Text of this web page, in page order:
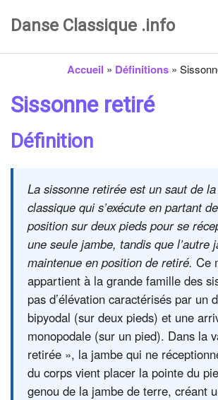
Danse Classique .info
Accueil » Définitions »
Sissonne retiré
Définition
La sissonne retirée est un saut de
classique qui s’exécute en partant
position sur deux pieds pour se
une seule jambe, tandis que l’autre
maintenue en position de retiré. Ce
appartient à la grande famille des
pas d’élévation caractérisés par un
bipyodal (sur deux pieds) et une
monopodale (sur un pied). Dans la
retirée », la jambe qui ne
du corps vient placer la pointe du
genou de la jambe de terre, créant